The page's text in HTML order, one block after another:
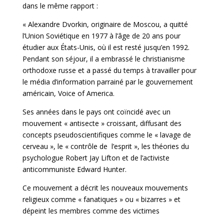
dans le même rapport :
« Alexandre Dvorkin, originaire de Moscou, a quitté
l’Union Soviétique en 1977 à l’âge de 20 ans pour
étudier aux États-Unis, où il est resté jusqu’en 1992.
Pendant son séjour, il a embrassé le christianisme
orthodoxe russe et a passé du temps à travailler pour
le média d’information parrainé par le gouvernement
américain, Voice of America.
Ses années dans le pays ont coïncidé avec un
mouvement « antisecte » croissant, diffusant des
concepts pseudoscientifiques comme le « lavage de
cerveau », le « contrôle de l’esprit », les théories du
psychologue Robert Jay Lifton et de l’activiste
anticommuniste Edward Hunter.
Ce mouvement a décrit les nouveaux mouvements
religieux comme « fanatiques » ou « bizarres » et
dépeint les membres comme des victimes